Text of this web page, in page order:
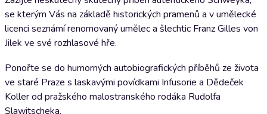
se kterým Vás na základě historických pramenů a v umělecké
licenci seznámí renomovaný umělec a šlechtic Franz Gilles von
Jilek ve své rozhlasové hře.
Ponořte se do humorných autobiografických příběhů ze života
ve staré Praze s laskavými povídkami Infusorie a Dědeček
Koller od pražského malostranského rodáka Rudolfa
Slawitscheka.